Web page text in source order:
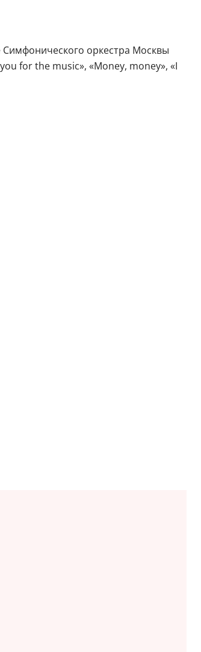
Симфонического оркестра Москвы
for the music», «Money, money», «I